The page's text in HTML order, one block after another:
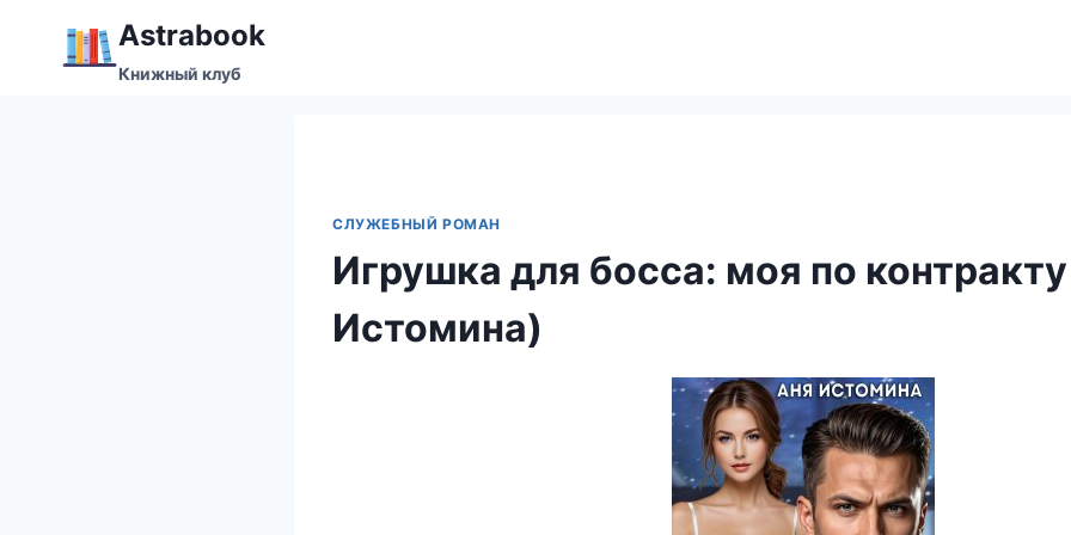
содержимому
Аstrabook
Книжный клуб
СЛУЖЕБНЫЙ РОМАН
Игрушка для босса: моя по
Истомина)